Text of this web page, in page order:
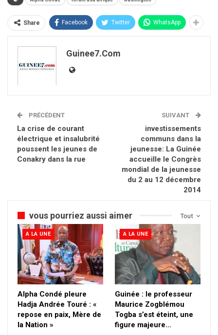
Share Facebook Twitter WhatsApp
Guinee7.com
PRÉCÉDENT
La crise de courant
électrique et insalubrité
poussent les jeunes de
Conakry dans la rue
SUIVANT
investissements
communs dans la
jeunesse: La Guinée
accueille le Congrès
mondial de la jeunesse
du 2 au 12 décembre
2014
Tout
vous pourriez aussi aimer
A LA UNE
Alpha Condé pleure
Hadja Andrée Touré : «
repose en paix, Mère de
la Nation »
A LA UNE
Guinée : le professeur
Maurice Zogblémou
Togba s’est éteint, une
figure majeure…